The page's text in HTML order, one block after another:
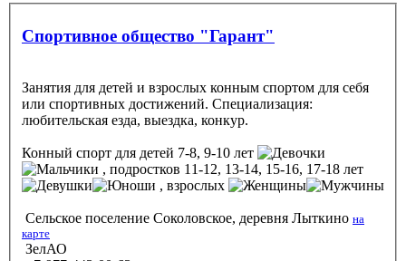
Спортивное общество "Гарант"
Занятия для детей и взрослых конным спортом для себя
или спортивных достижений. Специализация:
любительская езда, выездка, конкур.
Конный спорт для детей 7-8, 9-10 лет
, подростков 11-12, 13-14, 15-16, 17-18 лет
, взрослых
Сельское поселение Соколовское, деревня Лыткино на
карте
ЗелАО